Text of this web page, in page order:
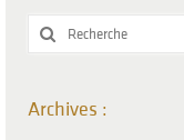
Rechercher
Archives :